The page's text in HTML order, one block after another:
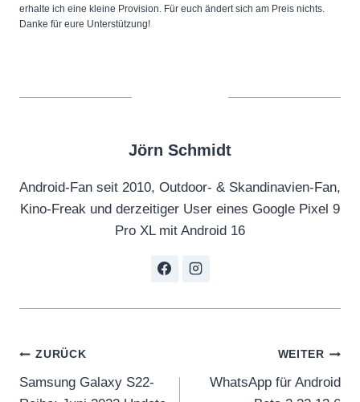
erhalte ich eine kleine Provision. Für euch ändert sich am Preis nichts.
Danke für eure Unterstützung!
Jörn Schmidt
Android-Fan seit 2010, Outdoor- & Skandinavien-Fan,
Kino-Freak und derzeitiger User eines Google Pixel 9
Pro XL mit Android 16
Beitragsnavigation
ZURÜCK
Samsung Galaxy S22-
WEITER
WhatsApp für Android